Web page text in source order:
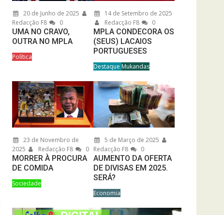
20 de Junho de 2025
Redacção F8
0
UMA NO CRAVO,
OUTRA NO MPLA
Política
14 de Setembro de 2025
Redacção F8
0
MPLA CONDECORA OS
(SEUS) LACAIOS
PORTUGUESES
Destaque Mukandas
23 de Novembro de
2025
Redacção F8 0
MORRER À PROCURA
DE COMIDA
Sociedade
5 de Março de 2025
Redacção F8
0
AUMENTO DA OFERTA
DE DIVISAS EM 2025.
SERÁ?
Economia